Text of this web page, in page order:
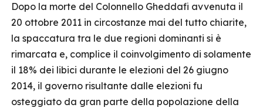
Dopo la morte del Colonnello Gheddafi avvenuta il
20 ottobre 2011 in circostanze mai del tutto chiarite,
la spaccatura tra le due regioni dominanti si è
rimarcata e, complice il coinvolgimento di solamente
il 18% dei libici durante le elezioni del 26 giugno
2014, il governo risultante dalle elezioni fu
osteggiato da gran parte della popolazione della